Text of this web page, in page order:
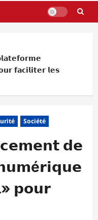
𝗳𝗮𝗰𝗶𝗹𝗶𝘁𝗲𝗿 𝗹𝗲𝘀
Société
𝗱𝗲
𝗽𝗼𝘂𝗿